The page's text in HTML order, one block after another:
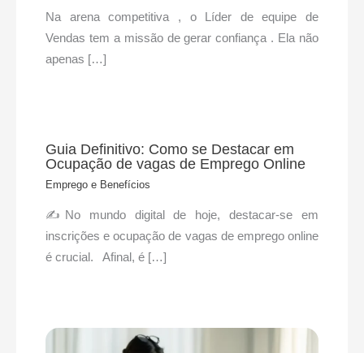
Na arena competitiva , o Líder de equipe de
Vendas tem a missão de gerar confiança . Ela não
apenas […]
Guia Definitivo: Como se Destacar em
Ocupação de vagas de Emprego Online
Emprego e Benefícios
✍No mundo digital de hoje, destacar-se em
inscrições e ocupação de vagas de emprego online
é crucial. Afinal, é […]